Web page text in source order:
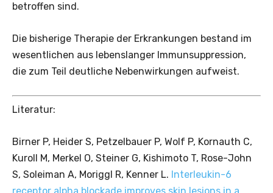
betroffen sind.
Die bisherige Therapie der Erkrankungen bestand im
wesentlichen aus lebenslanger Immunsuppression,
die zum Teil deutliche Nebenwirkungen aufweist.
Literatur:
Birner P, Heider S, Petzelbauer P, Wolf P, Kornauth C,
Kuroll M, Merkel O, Steiner G, Kishimoto T, Rose-John
S, Soleiman A, Moriggl R, Kenner L. Interleukin-6
receptor alpha blockade improves skin lesions in a